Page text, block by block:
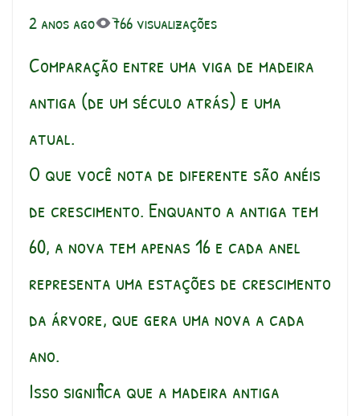
2 anos ago 766 visualizações
Comparação entre uma viga de madeira
antiga (de um século atrás) e uma
atual.
O que você nota de diferente são anéis
de crescimento. Enquanto a antiga tem
60, a nova tem apenas 16 e cada anel
representa uma estações de crescimento
da árvore, que gera uma nova a cada
ano.
Isso significa que a madeira antiga